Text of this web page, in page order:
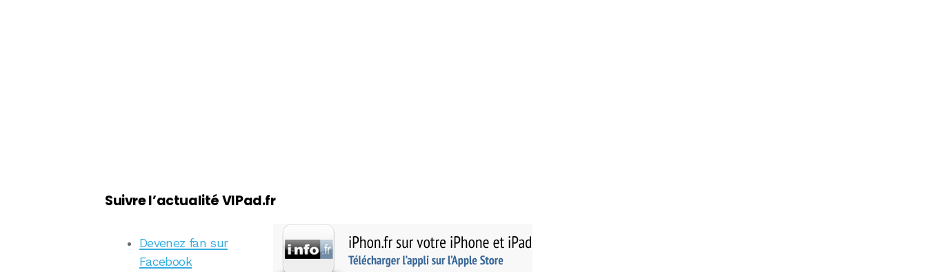
Suivre l’actualité VIPad.fr
Devenez fan sur
Facebook